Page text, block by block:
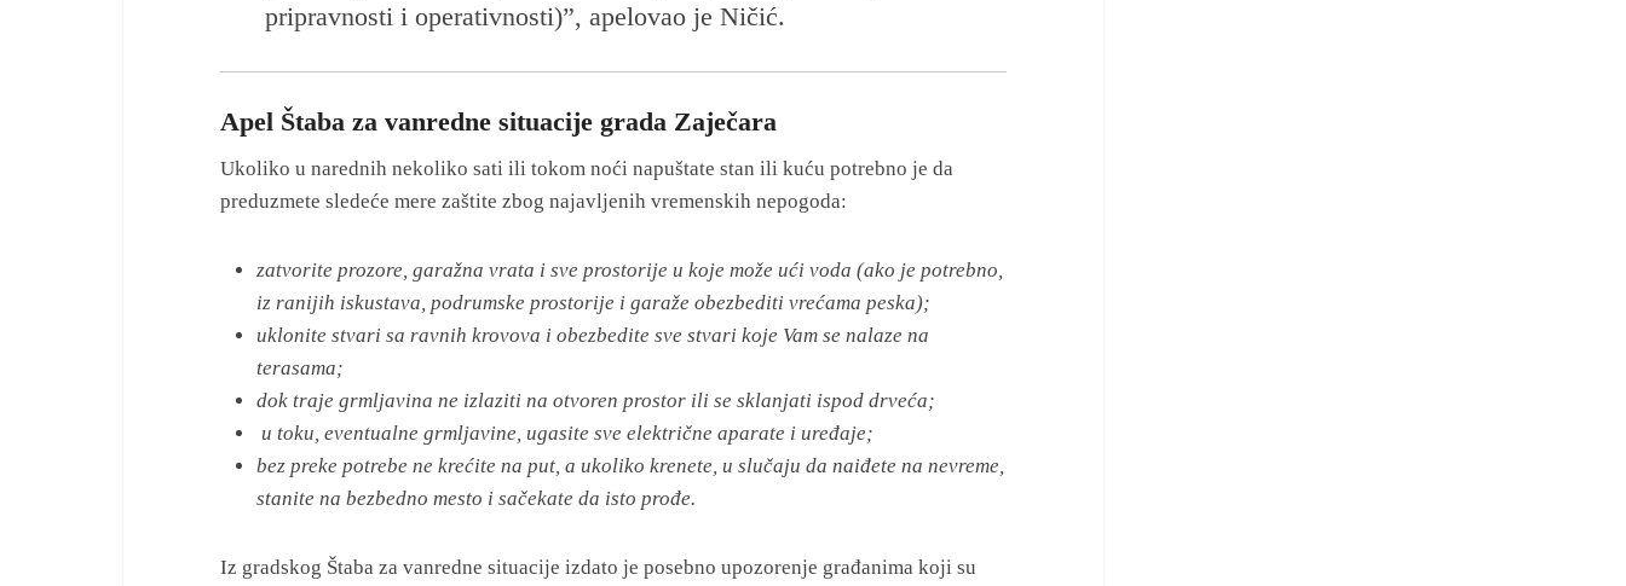
pripravnosti i operativnosti)”, apelovao je Ničić.
Apel Štaba za vanredne situacije grada Zaječara
Ukoliko u narednih nekoliko sati ili tokom noći napuštate stan ili kuću potrebno je da
preduzmete sledeće mere zaštite zbog najavljenih vremenskih nepogoda:
zatvorite prozore, garažna vrata i sve prostorije u koje može ući voda (ako je potrebno,
iz ranijih iskustava, podrumske prostorije i garaže obezbediti vrećama peska);
uklonite stvari sa ravnih krovova i obezbedite sve stvari koje Vam se nalaze na
terasama;
dok traje grmljavina ne izlaziti na otvoren prostor ili se sklanjati ispod drveća;
u toku, eventualne grmljavine, ugasite sve električne aparate i uređaje;
bez preke potrebe ne krećite na put, a ukoliko krenete, u slučaju da naiđete na nevreme,
stanite na bezbedno mesto i sačekate da isto prođe.
Iz gradskog Štaba za vanredne situacije izdato je posebno upozorenje građanima koji su